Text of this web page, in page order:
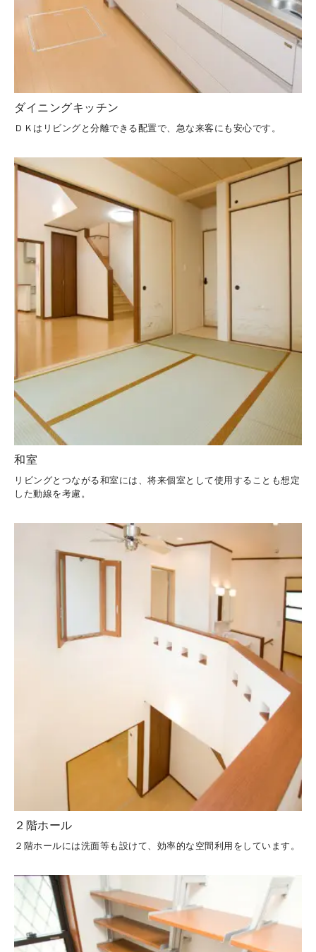
ダイニングキッチン
ＤＫはリビングと分離できる配置で、急な来客にも安心です。
和室
リビングとつながる和室には、将来個室として使用することも想定
した動線を考慮。
２階ホール
２階ホールには洗面等も設けて、効率的な空間利用をしています。